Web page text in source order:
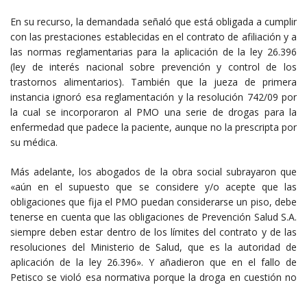
En su recurso, la demandada señaló que está obligada a cumplir
con las prestaciones establecidas en el contrato de afiliación y a
las normas reglamentarias para la aplicación de la ley 26.396
(ley de interés nacional sobre prevención y control de los
trastornos alimentarios). También que la jueza de primera
instancia ignoró esa reglamentación y la resolución 742/09 por
la cual se incorporaron al PMO una serie de drogas para la
enfermedad que padece la paciente, aunque no la prescripta por
su médica.
Más adelante, los abogados de la obra social subrayaron que
«aún en el supuesto que se considere y/o acepte que las
obligaciones que fija el PMO puedan considerarse un piso, debe
tenerse en cuenta que las obligaciones de Prevención Salud S.A.
siempre deben estar dentro de los límites del contrato y de las
resoluciones del Ministerio de Salud, que es la autoridad de
aplicación de la ley 26.396». Y añadieron que en el fallo de
Petisco se violó esa normativa porque la droga en cuestión no